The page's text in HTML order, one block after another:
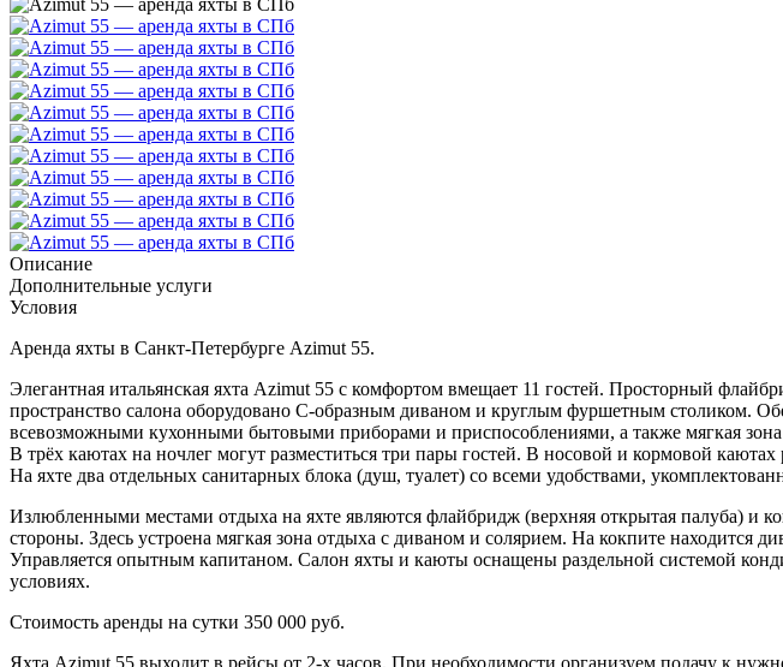
Описание
Дополнительные услуги
Условия
Аренда яхты в Санкт-Петербурге Azimut 55.
Элегантная итальянская яхта Azimut 55 с комфортом вмещает 11 гостей. Просторный
пространство салона оборудовано С-образным диваном и круглым фуршетным столиком.
всевозможными кухонными бытовыми приборами и приспособлениями, а также мягкая
В трёх каютах на ночлег могут разместиться три пары гостей. В носовой и кормовой
На яхте два отдельных санитарных блока (душ, туалет) со всеми удобствами,
Излюбленными местами отдыха на яхте являются флайбридж (верхняя открытая палуба) и
стороны. Здесь устроена мягкая зона отдыха с диваном и солярием. На кокпите находится
Управляется опытным капитаном. Салон яхты и каюты оснащены раздельной системой
условиях.
Стоимость аренды на сутки 350 000 руб.
Яхта Azimut 55 выходит в рейсы от 2-х часов. При необходимости организуем подачу к